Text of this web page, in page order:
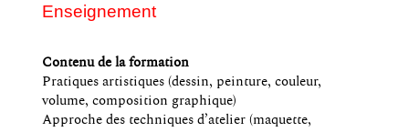
Enseignement
Contenu de la formation
Pratiques artistiques (dessin, peinture, couleur,
volume, composition graphique)
Approche des techniques d’atelier (maquette,